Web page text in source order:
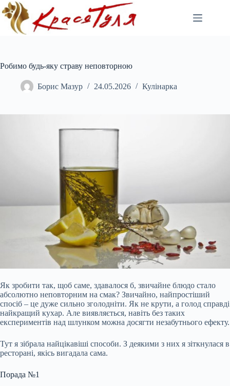
Перейти
до
вмісту
Робимо будь-яку страву неповторною
Борис Мазур 24.05.2026 Кулінарка
Як зробити так, щоб саме, здавалося б, звичайне блюдо стало
абсолютно неповторним на смак? Звичайно, найпростіший
спосіб – це дуже сильно зголодніти. Як не крути, а голод справді
найкращий кухар. Але виявляється, навіть без таких
експериментів над шлунком можна досягти незабутнього ефекту.
Тут я зібрала найцікавіші способи. З деякими з них я зіткнулася в
ресторані, якісь вигадала сама.
Порада №1